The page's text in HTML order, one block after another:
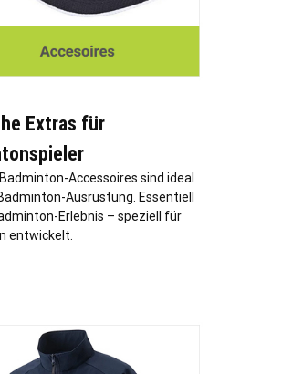
Extras für
Accessoires sind ideal
Ausrüstung. Essentiell
Erlebnis – speziell für
entwickelt.